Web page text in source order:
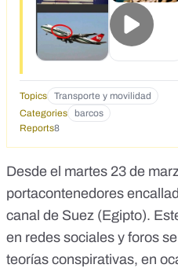
Topics Transporte y movilidad
Categories
barcos
Reports8
Desde el martes 23 de
portacontenedores
canal de Suez (Egipto).
en redes sociales y foros
teorías conspirativas, en